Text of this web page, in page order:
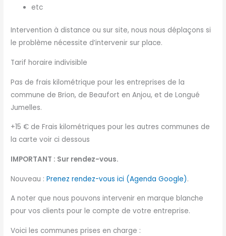
etc
Intervention à distance ou sur site, nous nous déplaçons si
le problème nécessite d’intervenir sur place.
Tarif horaire indivisible
Pas de frais kilométrique pour les entreprises de la
commune de Brion, de Beaufort en Anjou, et de Longué
Jumelles.
+15 € de Frais kilométriques pour les autres communes de
la carte voir ci dessous
IMPORTANT : Sur rendez-vous.
Nouveau :Prenez rendez-vous ici (Agenda Google).
A noter que nous pouvons intervenir en marque blanche
pour vos clients pour le compte de votre entreprise.
Voici les communes prises en charge :